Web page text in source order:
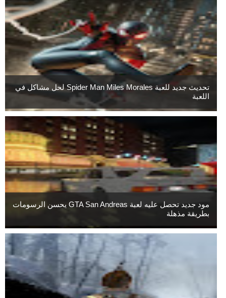
تحديث جديد للعبة Spider Man Miles Morales لحل مشاكل في
اللعبة
مود جديد تحصل عليه لعبة GTA San Andreas يحسن الرسومات
بطريقة مذهلة